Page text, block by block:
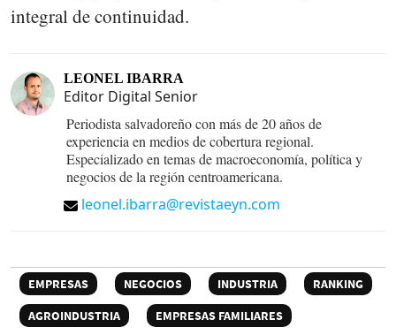
integral de continuidad.
LEONEL IBARRA
Editor Digital Senior
Periodista salvadoreño con más de 20 años de
experiencia en medios de cobertura regional.
Especializado en temas de macroeconomía, política y
negocios de la región centroamericana.
leonel.ibarra@revistaeyn.com
EMPRESAS NEGOCIOS INDUSTRIA
RANKING
AGROINDUSTRIA
EMPRESAS FAMILIARES